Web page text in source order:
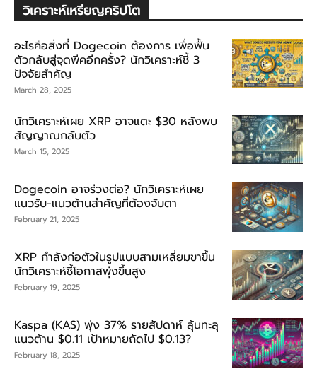
วิเคราะห์เหรียญคริปโต
อะไรคือสิ่งที่ Dogecoin ต้องการ เพื่อฟื้น
ตัวกลับสู่จุดพีคอีกครั้ง? นักวิเคราะห์ชี้ 3
ปัจจัยสำคัญ
March 28, 2025
นักวิเคราะห์เผย XRP อาจแตะ $30 หลังพบ
สัญญาณกลับตัว
March 15, 2025
Dogecoin อาจร่วงต่อ? นักวิเคราะห์เผย
แนวรับ-แนวต้านสำคัญที่ต้องจับตา
February 21, 2025
XRP กำลังก่อตัวในรูปแบบสามเหลี่ยมขาขึ้น
นักวิเคราะห์ชี้โอกาสพุ่งขึ้นสูง
February 19, 2025
Kaspa (KAS) พุ่ง 37% รายสัปดาห์ ลุ้นทะลุ
แนวต้าน $0.11 เป้าหมายถัดไป $0.13?
February 18, 2025